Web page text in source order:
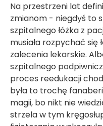
Na przestrzeni lat
zmianom - niegdyś to
szpitalnego łóżka z
musiała rozpychać się
zalecenia lekarskie.
szpitalnego
proces reedukacji
była to trochę
magii, bo nikt nie
strzela w tym